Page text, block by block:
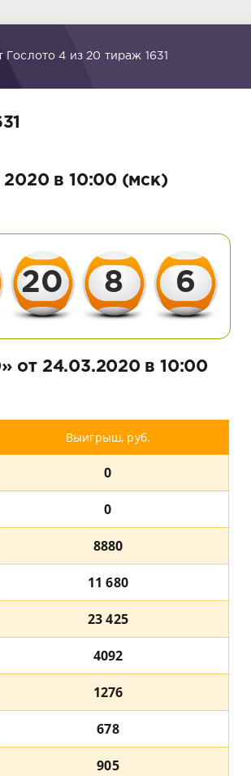
Гослото 4 из 20 тираж 1631
2020 в 10:00 (мск)
20 8 6
от 24.03.2020 в 10:00
Выигрыш, руб.
0
0
8880
11 680
23 425
4092
1276
678
905